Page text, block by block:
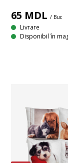
65 MDL / Buc
Livrare
Disponibil în